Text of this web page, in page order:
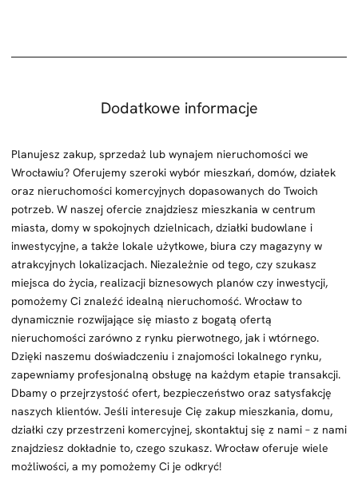
Dodatkowe informacje
Planujesz zakup, sprzedaż lub wynajem nieruchomości we
Wrocławiu? Oferujemy szeroki wybór mieszkań, domów, działek
oraz nieruchomości komercyjnych dopasowanych do Twoich
potrzeb. W naszej ofercie znajdziesz mieszkania w centrum
miasta, domy w spokojnych dzielnicach, działki budowlane i
inwestycyjne, a także lokale użytkowe, biura czy magazyny w
atrakcyjnych lokalizacjach. Niezależnie od tego, czy szukasz
miejsca do życia, realizacji biznesowych planów czy inwestycji,
pomożemy Ci znaleźć idealną nieruchomość. Wrocław to
dynamicznie rozwijające się miasto z bogatą ofertą
nieruchomości zarówno z rynku pierwotnego, jak i wtórnego.
Dzięki naszemu doświadczeniu i znajomości lokalnego rynku,
zapewniamy profesjonalną obsługę na każdym etapie transakcji.
Dbamy o przejrzystość ofert, bezpieczeństwo oraz satysfakcję
naszych klientów. Jeśli interesuje Cię zakup mieszkania, domu,
działki czy przestrzeni komercyjnej, skontaktuj się z nami – z nami
znajdziesz dokładnie to, czego szukasz. Wrocław oferuje wiele
możliwości, a my pomożemy Ci je odkryć!